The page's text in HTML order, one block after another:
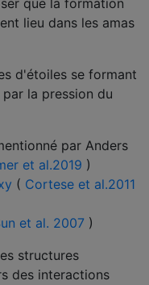
que la formation
lieu dans les amas
d'étoiles se formant
la pression du
par Anders
et al.2019 )
( Cortese et al.2011
et al. 2007 )
structures
des interactions